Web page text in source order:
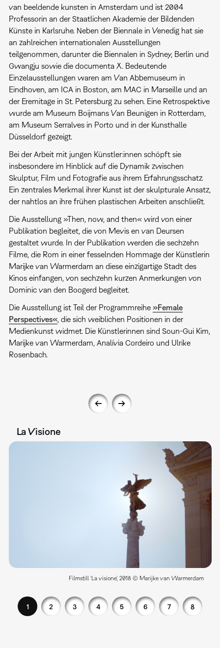
van beeldende kunsten in Amsterdam und ist 2004
Professorin an der Staatlichen Akademie der Bildenden
Künste in Karlsruhe. Neben der Biennale in Venedig hat sie
an zahlreichen internationalen Ausstellungen
teilgenommen, darunter die Biennalen in Sydney, Berlin und
Gwangju sowie die documenta X. Bedeutende
Einzelausstellungen waren am Van Abbemuseum in
Eindhoven, am ICA in Boston, am MAC in Marseille und an
der Eremitage in St. Petersburg zu sehen. Eine Retrospektive
wurde am Museum Boijmans Van Beunigen in Rotterdam,
am Museum Serralves in Porto und in der Kunsthalle
Düsseldorf gezeigt.
Bei der Arbeit mit jungen Künstler:innen schöpft sie
insbesondere im Hinblick auf die Dynamik zwischen
Skulptur, Film und Fotografie aus ihrem Erfahrungsschatz.
Ein zentrales Merkmal ihrer Kunst ist der skulpturale Ansatz,
der nahtlos an ihre frühen plastischen Arbeiten anschließt.
Die Ausstellung »Then, now, and then« wird von einer
Publikation begleitet, die von Mevis en van Deursen
gestaltet wurde. In der Publikation werden die sechzehn
Filme, die Rom in einer fesselnden Hommage der Künstlerin
Marijke van Warmerdam an diese einzigartige Stadt des
Kinos einfangen, von sechzehn kurzen Anmerkungen von
Dominic van den Boogerd begleitet.
Die Ausstellung ist Teil der Programmreihe »Female
Perspectives«, die sich weiblichen Positionen in der
Medienkunst widmet. Die Künstlerinnen sind Soun-Gui Kim,
Marijke van Warmerdam, Analívia Cordeiro und Ulrike
Rosenbach.
La Visione
Filmstill ‘La visione’, 2018 © Marijke van Warmerdam
1 2 3 4 5 6 7 8